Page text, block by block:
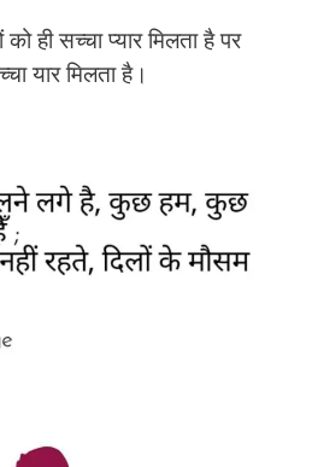
ही सच्चा प्यार मिलता है पर
यार मिलता है।